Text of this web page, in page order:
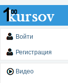
Войти
Регистрация
Видео